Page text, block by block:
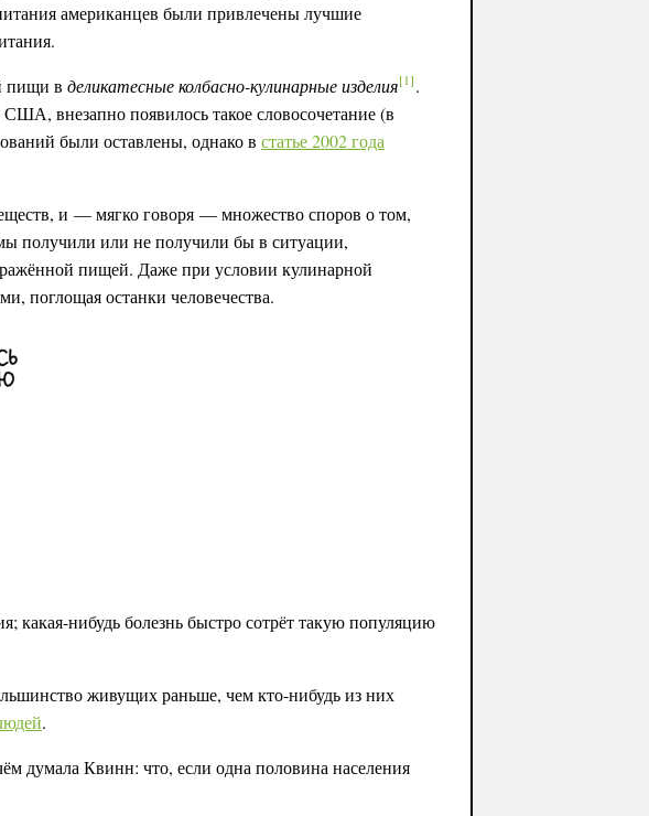
американцев были привлечены лучшие
пищи в деликатесные колбасно-кулинарные изделия[1].
внезапно появилось такое словосочетание (в
были оставлены, однако в статье 2002 года
и — мягко говоря — множество споров о том,
получили или не получили бы в ситуации,
пищей. Даже при условии кулинарной
поглощая останки человечества.
какая-нибудь болезнь быстро сотрёт такую популяцию
живущих раньше, чем кто-нибудь из них
.
думала Квинн: что, если одна половина населения